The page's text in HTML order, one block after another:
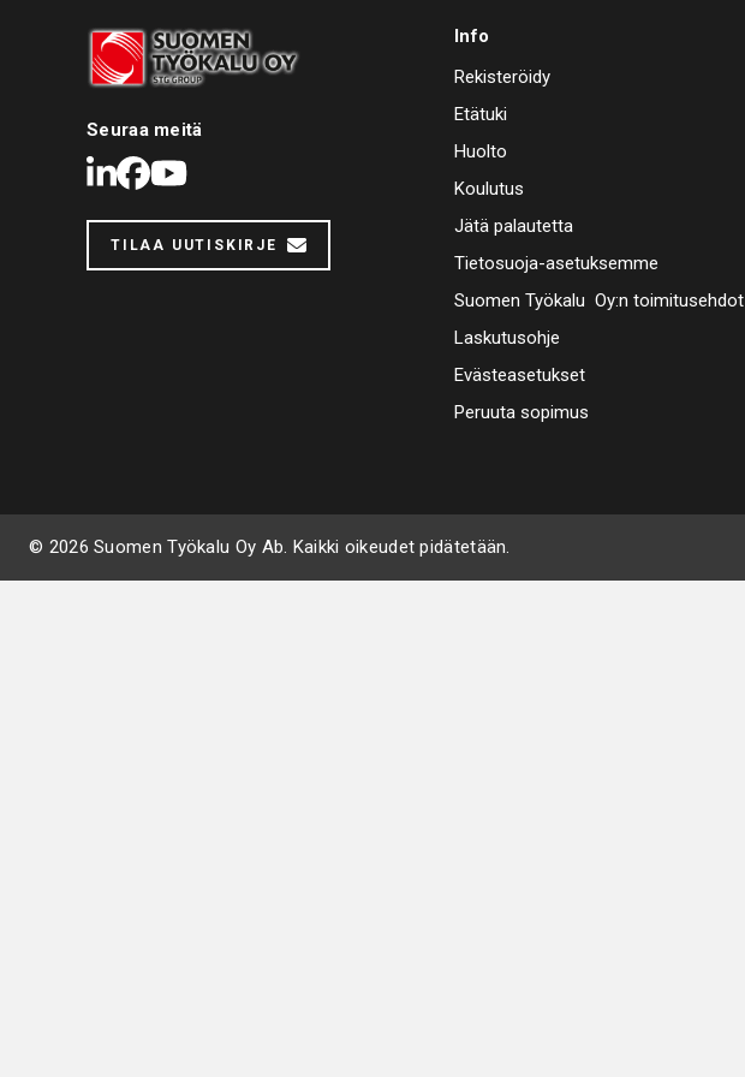
Seuraa meitä
LinkedIn
Facebook
Youtube
TILAA UUTISKIRJE
Info
Rekisteröidy
Etätuki
Huolto
Koulutus
Jätä palautetta
Tietosuoja-asetuksemme
Suomen Työkalu Oy:n toimitusehdot
Laskutusohje
Evästeasetukset
Peruuta sopimus
© 2026 Suomen Työkalu Oy Ab. Kaikki oikeudet pidätetään.